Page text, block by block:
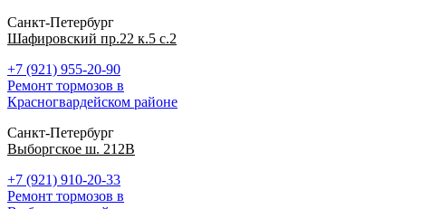
Санкт-Петербург
Шафировский пр.22 к.5 с.2
+7 (921) 955-20-90
Ремонт тормозов в
Красногвардейском районе
Санкт-Петербург
Выборгское ш. 212В
+7 (921) 910-20-33
Ремонт тормозов в